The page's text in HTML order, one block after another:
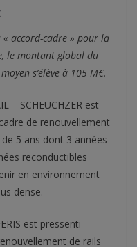
« accord-cadre » pour la
le montant global du
s’élève à 105 M€.
– SCHEUCHZER est
de renouvellement
5 ans dont 3 années
reconductibles
en environnement
dense.
est pressenti
de rails